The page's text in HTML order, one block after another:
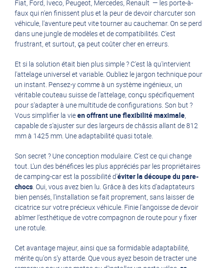
Fiat, Ford, Iveco, Peugeot, Mercedes, Renault — les porte-à-
faux qui n'en finissent plus et la peur de devoir charcuter son
véhicule, l'aventure peut vite tourner au cauchemar. On se perd
dans une jungle de modèles et de compatibilités. C'est
frustrant, et surtout, ça peut coûter cher en erreurs.
Et si la solution était bien plus simple ? C'est là qu'intervient
l'attelage universel et variable. Oubliez le jargon technique pour
un instant. Pensez-y comme à un système ingénieux, un
véritable couteau suisse de l'attelage, conçu spécifiquement
pour s'adapter à une multitude de configurations. Son but ?
Vous simplifier la vieen offrant une flexibilité maximale,
capable de s'ajuster sur des largeurs de châssis allant de 812
mm à 1425 mm. Une adaptabilité quasi totale.
Son secret ? Une conception modulaire. C'est ce qui change
tout. L'un des bénéfices les plus appréciés par les propriétaires
de camping-car est la possibilité d'éviter la découpe du pare-
chocs. Oui, vous avez bien lu. Grâce à des kits d'adaptateurs
bien pensés, l'installation se fait proprement, sans laisser de
cicatrice sur votre précieux véhicule. Finie l'angoisse de devoir
abîmer l'esthétique de votre compagnon de route pour y fixer
une rotule.
Cet avantage majeur, ainsi que sa formidable adaptabilité,
mérite qu'on s'y attarde. Que vous ayez besoin de tracter une